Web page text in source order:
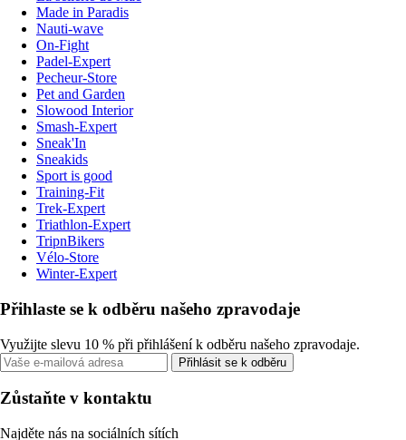
Made in Paradis
Nauti-wave
On-Fight
Padel-Expert
Pecheur-Store
Pet and Garden
Slowood Interior
Smash-Expert
Sneak'In
Sneakids
Sport is good
Training-Fit
Trek-Expert
Triathlon-Expert
TripnBikers
Vélo-Store
Winter-Expert
Přihlaste se k odběru našeho zpravodaje
Využijte slevu 10 % při přihlášení k odběru našeho zpravodaje.
Přihlásit se k odběru
Zůstaňte v kontaktu
Najděte nás na sociálních sítích